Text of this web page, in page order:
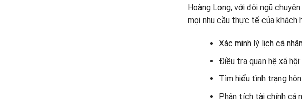
Hoàng Long, với đội ngũ
mọi nhu cầu thực tế của khách
Xác minh lý lịch cá
Điều tra quan hệ xã
Tìm hiểu tình trạng
Phân tích tài chính cá